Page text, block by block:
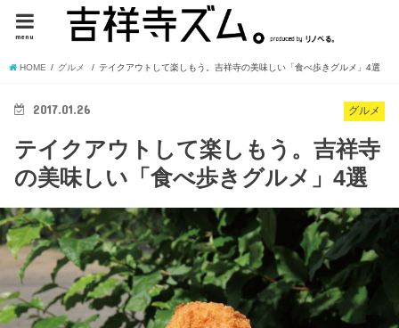
menu
HOME グルメ テイクアウトして楽しもう。吉祥寺の美味しい「食べ歩きグルメ」4選
グルメ
2017.01.26
テイクアウトして楽しもう。吉祥寺
の美味しい「食べ歩きグルメ」4選